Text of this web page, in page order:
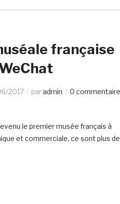
française
2017 paradmin 0 commentaire
le premier musée français à
et commerciale, ce sont plus de